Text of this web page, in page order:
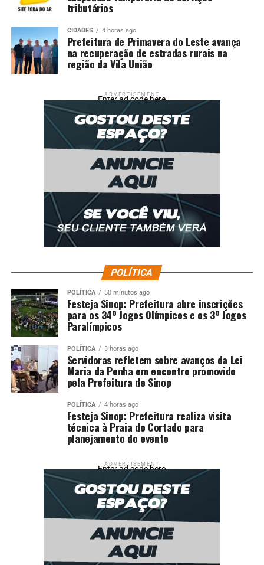
tributários
CIDADES 4 horas ago
Prefeitura de Primavera do Leste avança
na recuperação de estradas rurais na
região da Vila União
ADVERTISEMENT
Enter ad code here
POLÍTICA
POLÍTICA 50 minutos ago
Festeja Sinop: Prefeitura abre inscrições
para os 34º Jogos Olímpicos e os 3º Jogos
Paralímpicos
POLÍTICA 3 horas ago
Servidoras refletem sobre avanços da Lei
Maria da Penha em encontro promovido
pela Prefeitura de Sinop
POLÍTICA 4 horas ago
Festeja Sinop: Prefeitura realiza visita
técnica à Praia do Cortado para
planejamento do evento
ADVERTISEMENT
Enter ad code here